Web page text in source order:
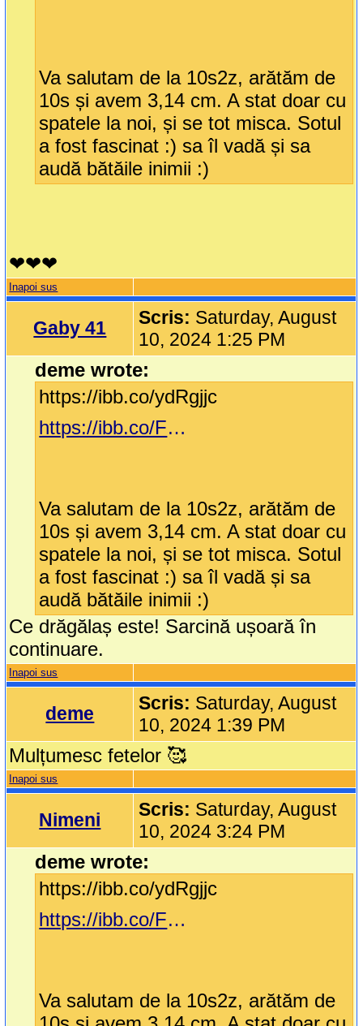
Va salutam de la 10s2z, arătăm de
10s și avem 3,14 cm. A stat doar cu
spatele la noi, și se tot misca. Sotul
a fost fascinat :) sa îl vadă și sa
audă bătăile inimii :)
❤❤❤
Inapoi sus
Gaby 41 Scris: Saturday, August
10, 2024 1:25 PM
deme wrote:
https://ibb.co/ydRgjjc
https://ibb.co/FWTzHgv
Va salutam de la 10s2z, arătăm de
10s și avem 3,14 cm. A stat doar cu
spatele la noi, și se tot misca. Sotul
a fost fascinat :) sa îl vadă și sa
audă bătăile inimii :)
Ce drăgălaș este! Sarcină ușoară în
continuare.
Inapoi sus
deme Scris: Saturday, August
10, 2024 1:39 PM
Mulțumesc fetelor 🥰
Inapoi sus
Nimeni Scris: Saturday, August
10, 2024 3:24 PM
deme wrote:
https://ibb.co/ydRgjjc
https://ibb.co/FWTzHgv
Va salutam de la 10s2z, arătăm de